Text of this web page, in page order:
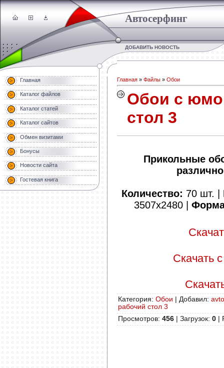
Автосерфинг
ДОБАВИТЬ НОВОСТЬ
Главная
Каталог файлов
Каталог статей
Каталог сайтов
Обмен визитами
Бонусы
Новости сайта
Гостевая книга
Главная » Файлы » Обои
Обои с
стол 3
Прикольные
Количество: 70 шт. |
3507х2480 |
Скачать
Категория: Обои | Добавил:
рабочий стол 3
Просмотров: 456 | Загрузок: 0 |